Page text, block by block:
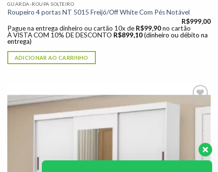
GUARDA-ROUPA SOLTEIRO
Roupeiro 4 portas NT 5015 Freijó/Off White Com Pés Notável
R$999,00
Pague na entrega dinheiro ou cartão 10x de R$99,90 no cartão
À VISTA COM 10% DE DESCONTO R$899,10 (dinheiro ou débito na
entrega)
ADICIONAR AO CARRINHO
à lista de